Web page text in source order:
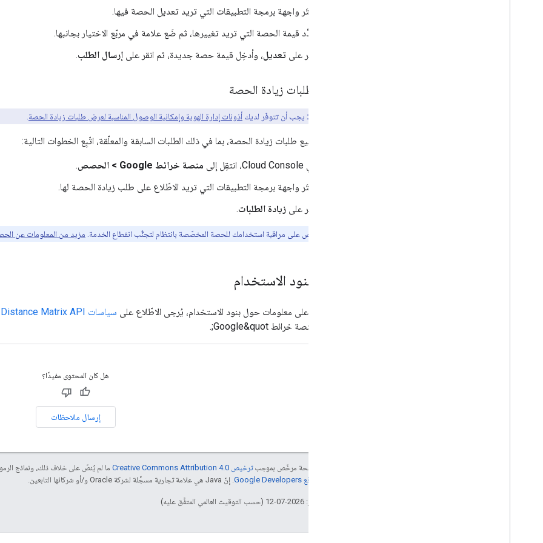
اختَر واجهة برمجة التطبيقات التي تريد تعديل الحصة فيها.
حدِّد قيمة الحصة التي تريد تغييرها، ثم ضَع علامة في مربّع الاختيار بجانبها.
انقر على تعديل، وأدخِل قيمة حصة جديدة، ثم انقر على إرسال الطلب.
عرض طلبات زيادة الحصة
ملاحظة مهمة: يجب أن تتوفّر لديك أذونات إدارة الهوية وإمكانية الوصول المناسبة لعرض طلبات زيادة الحصة
لعرض جميع طلبات زيادة الحصة، بما في ذلك الطلبات السابقة والمعلّقة، اتّبِع الخطوات التالية:
في Cloud Console، انتقِل إلى منصة خرائط Google > الحصص
.
اختَر واجهة برمجة التطبيقات التي تريد الاطّلاع على طلب زيادة الحصة لها.
انقر على زيادة الطلبات.
احرص على مراقبة استخدامك للحصة المخصّصة بانتظام لتجنُّب انقطاع الخدمة. مزيد من المعلومات عن
قيود بنود الاستخدام
للحصول على معلومات حول بنود الاستخدام، يُرجى الاطّلاع على سياسات Distance Matrix API (الإصدار القديم)
هل كان المحتوى مفيدًا؟
إرسال ملاحظات
إنّ محتوى هذه الصفحة مرخّص بموجبترخيص Creative Commons Attribution 4.0‏ ما لم يُنصّ على خلاف ذلك، ونماذج
سياسات موقع Google Developers‏ . إنّ Java هي علامة تجارية مسجَّلة لشركة Oracle و/أو شركائها التابعين.
تاريخ التعديل الأخير: 2026-07-12 (حسب التوقيت العالمي المتفَّق عليه)